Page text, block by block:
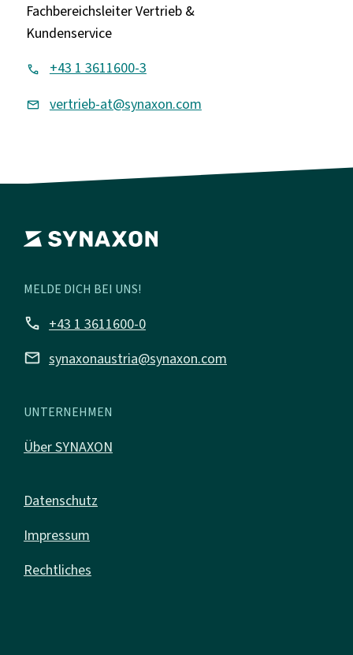
Fachbereichsleiter Vertrieb &
Kundenservice
+43 1 3611600-3
vertrieb-at@synaxon.com
MELDE DICH BEI UNS!
call +43 1 3611600-0
mail synaxonaustria@synaxon.com
UNTERNEHMEN
Über SYNAXON
Datenschutz
Impressum
Rechtliches